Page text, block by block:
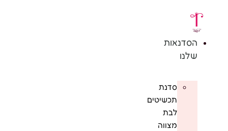
הסדנאות
שלנו
סדנת
תכשיטים
לבת
מצווה